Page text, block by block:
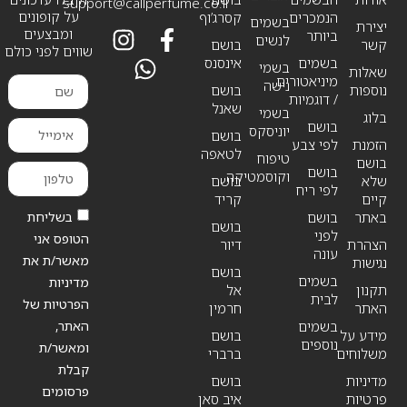
יצירת
קשר
שאלות
נוספות
בלוג
הזמנת
בושם
שלא
קיים
באתר
הצהרת
נגישות
תקנון
האתר
מידע על
משלוחים
מדיניות
פרטיות
בשמים
לנשים
בשמי
נישה
בשמי
יוניסקס
טיפוח
וקוסמטיקה
הנמכרים
ביותר
בשמים
מיניאטורים
/ דוגמיות
בושם
לפי צבע
בושם
לפי ריח
בושם
לפני
עונה
בשמים
לבית
בשמים
נוספים
קסרג’וף
בושם
אינסנס
בושם
שאנל
בושם
לטאפה
בושם
קריד
בושם
דיור
בושם
אל
חרמין
בושם
ברברי
בושם
איב סאן
על קופונים
ומבצעים
שווים לפני כולם
בשליחת
הטופס אני
מאשר/ת את
מדיניות
הפרטיות של
האתר,
ומאשר/ת
קבלת
פרסומים